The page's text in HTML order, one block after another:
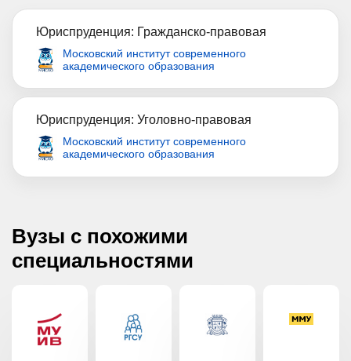
Юриспруденция: Гражданско-правовая
Московский институт современного
академического образования
Юриспруденция: Уголовно-правовая
Московский институт современного
академического образования
Вузы с похожими
специальностями